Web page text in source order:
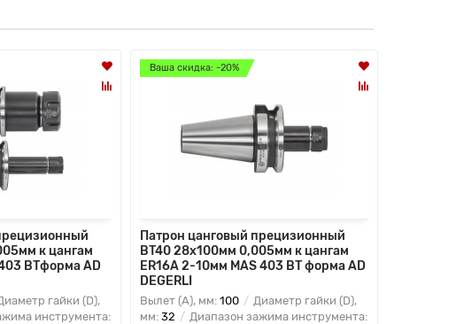
к цангам
BTформа AD
гайки (D),
инструмента:
Ваша скидка: -20%
Патрон цанговый прецизионный
BT40 28x100мм 0,005мм к цангам
ER16A 2-10мм MAS 403 BT форма AD
DEGERLI
Вылет (A), мм: 100
Диаметр гайки (D),
мм: 32
Диапазон зажима инструмента: